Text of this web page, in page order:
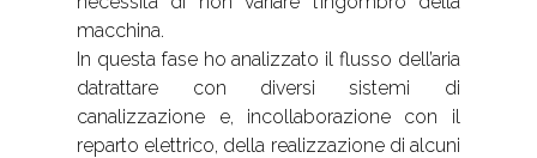
macchina.
In questa fase ho analizzato il flusso dell’aria
datrattare con diversi sistemi di
canalizzazione e, incollaborazione con il
reparto elettrico, della realizzazione di alcuni